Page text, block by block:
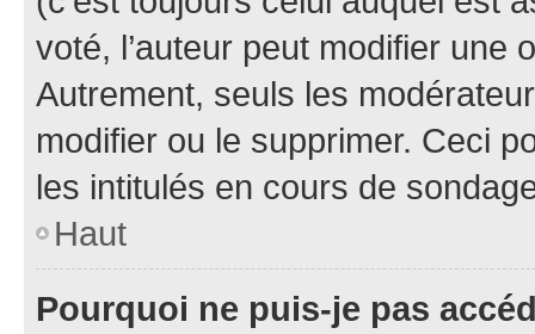
voté, l’auteur peut modifier une
Autrement, seuls les
modifier ou le supprimer. Ceci
les intitulés en cours de
Haut
Pourquoi ne puis-je pas